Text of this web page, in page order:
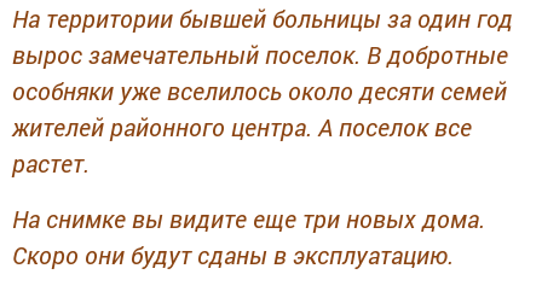
На территории бывшей больницы за один год
вырос замечательный поселок. В добротные
особняки уже вселилось около десяти семей
жителей районного центра. А поселок все
растет.
На снимке вы видите еще три новых дома.
Скоро они будут сданы в эксплуатацию.